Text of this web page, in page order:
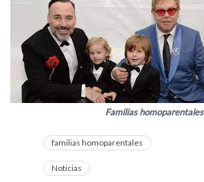
Familias homoparentales
familias homoparentales
Noticias